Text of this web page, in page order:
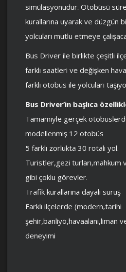
simülasyonudur. Otobüsü
kurallarına uyarak ve düzgün
yolcuları mutlu etmeye
Bus Driver ile birlikte çeşitli
farklı saatleri ve değişken
farklı otobüs ile yolcuları
Bus Driver’in başlıca
Tamamiyle gerçek
modellenmiş 12 otobüs
5 farklı zorlukta 30 rotalı yol.
Turistler,gezi turları,mahkum
gibi çoklu görevler.
Trafik kurallarına dayalı sürüş
Farklı ilçelerde (modern,tarihi
şehir,banliyö,havaalanı,liman
deneyimi